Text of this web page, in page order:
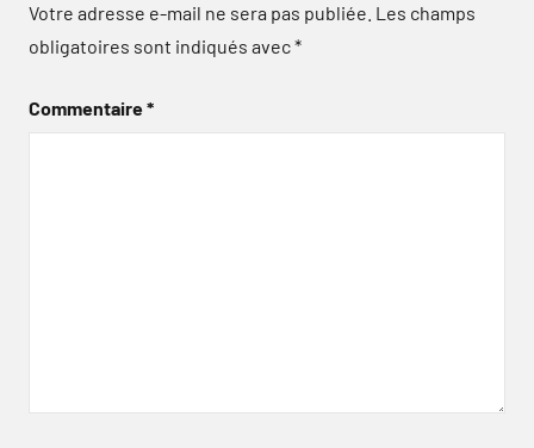
Votre adresse e-mail ne sera pas publiée. Les champs
obligatoires sont indiqués avec*
Commentaire*